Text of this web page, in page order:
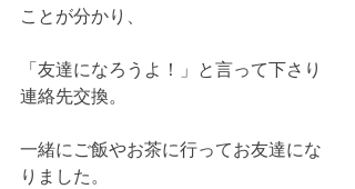
ことが分かり、
「友達になろうよ！」と言って下さり
連絡先交換。
一緒にご飯やお茶に行ってお友達にな
りました。